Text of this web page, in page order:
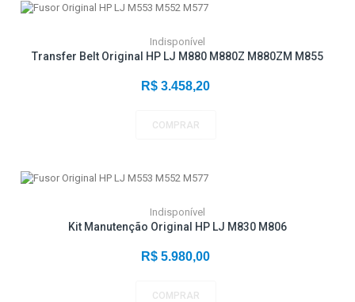
Indisponível
Transfer Belt Original HP LJ M880 M880Z M880ZM M855
R$ 3.458,20
COMPRAR
Indisponível
Kit Manutenção Original HP LJ M830 M806
R$ 5.980,00
COMPRAR